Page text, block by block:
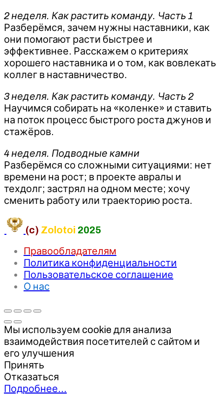
2 неделя. Как растить команду. Часть 1
Разберёмся, зачем нужны наставники, как
они помогают расти быстрее и
эффективнее. Расскажем о критериях
хорошего наставника и о том, как вовлекать
коллег в наставничество.
3 неделя. Как растить команду. Часть 2
Научимся собирать на «коленке» и ставить
на поток процесс быстрого роста джунов и
стажёров.
4 неделя. Подводные камни
Разберёмся со сложными ситуациями: нет
времени на рост; в проекте авралы и
техдолг; застрял на одном месте; хочу
сменить работу или траекторию роста.
(c) Zolotoi 2025
Правообладателям
Политика конфиденциальности
Пользовательское соглашение
О нас
Мы используем cookie для анализа
взаимодействия посетителей с сайтом и
его улучшения
Принять
Отказаться
Подробнее…